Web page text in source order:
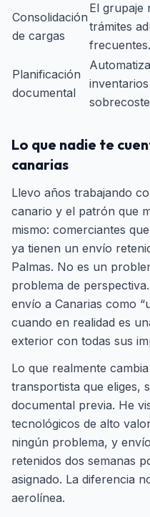
Consolidación
de cargas
El grupaje
trámites
frecuentes.
Planificación
documental
Lo que nadie te
canarias
Llevo años trabajando
canario y el patrón que
mismo: comerciantes
ya tienen un envío
Palmas. No es un
problema de
envío a Canarias como
cuando en realidad es
exterior con todas sus
Lo que realmente
transportista que eliges,
documental previa. He
tecnológicos de alto
ningún problema, y
retenidos dos semanas
asignado. La diferencia
aerolínea.